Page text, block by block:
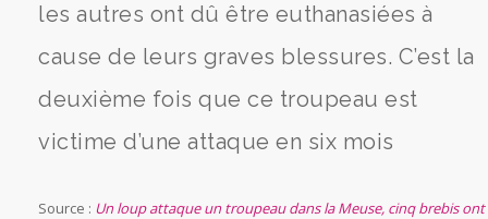
les autres ont dû être euthanasiées à
cause de leurs graves blessures. C’est la
deuxième fois que ce troupeau est
victime d’une attaque en six mois
Source : Un loup attaque un troupeau dans la Meuse, cinq brebis ont